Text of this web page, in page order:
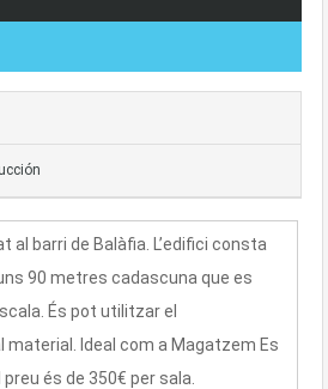
al barri de Balàfia. L’edifici consta
90 metres cadascuna que es
És pot utilitzar el
Ideal com a Magatzem Es
és de 350€ per sala.